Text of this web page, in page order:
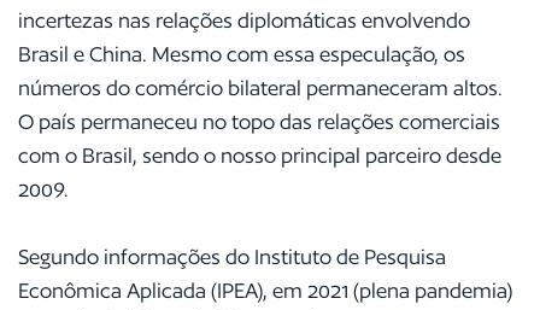
incertezas nas relações diplomáticas envolvendo
Brasil e China. Mesmo com essa especulação, os
números do comércio bilateral permaneceram altos.
O país permaneceu no topo das relações comerciais
com o Brasil, sendo o nosso principal parceiro desde
2009.
Segundo informações do Instituto de Pesquisa
Econômica Aplicada (IPEA), em 2021 (plena pandemia)